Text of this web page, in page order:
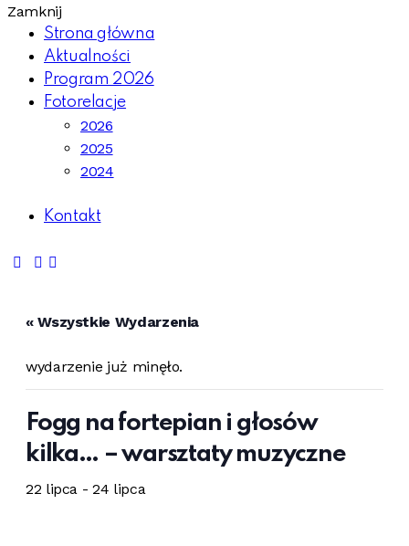
Zamknij
Strona główna
Aktualności
Program 2026
Fotorelacje
2026
2025
2024
Kontakt
« Wszystkie Wydarzenia
wydarzenie już minęło.
Fogg na fortepian i głosów
kilka… – warsztaty muzyczne
22 lipca -24 lipca